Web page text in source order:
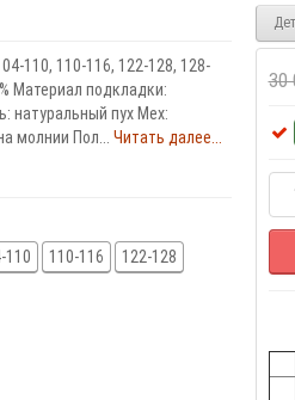
110, 110-116, 122-128, 128-
Материал подкладки:
натуральный пух Мех:
молнии Пол... Читать далее...
110 110-116
122-128
30